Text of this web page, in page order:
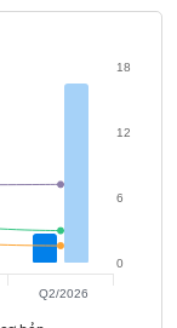
0
6
12
18
Q2/2026